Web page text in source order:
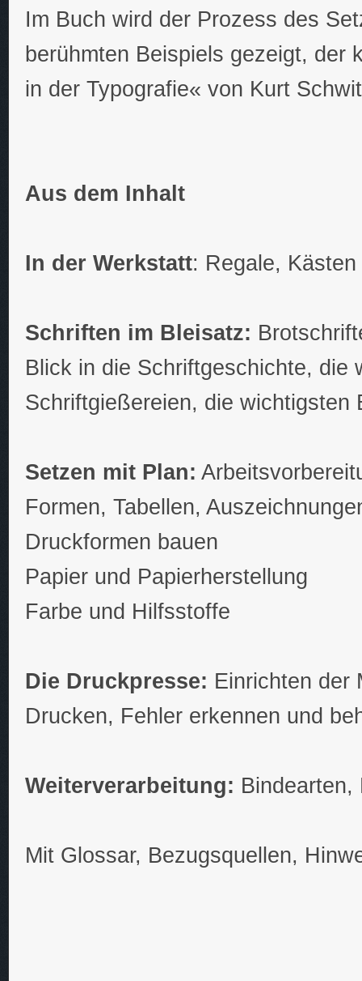
Im Buch wird der Prozess des
berühmten Beispiels gezeigt, der
in der Typografie« von Kurt
Aus dem Inhalt
In der Werkstatt: Regale,
Schriften im Bleisatz:
Blick in die Schriftgeschichte, die
Schriftgießereien, die wichtigsten
Setzen mit Plan:
Formen, Tabellen,
Druckformen bauen
Papier und Papierherstellung
Farbe und Hilfsstoffe
Die Druckpresse: Einrichten der
Drucken, Fehler erkennen und
Weiterverarbeitung: Bindearten,
Mit Glossar, Bezugsquellen,